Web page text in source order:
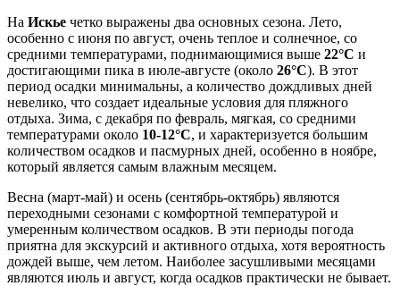
На Искье четко выражены два основных сезона. Лето,
особенно с июня по август, очень теплое и солнечное, со
средними температурами, поднимающимися выше 22°C и
достигающими пика в июле-августе (около 26°C). В этот
период осадки минимальны, а количество дождливых дней
невелико, что создает идеальные условия для пляжного
отдыха. Зима, с декабря по февраль, мягкая, со средними
температурами около 10-12°C, и характеризуется большим
количеством осадков и пасмурных дней, особенно в ноябре,
который является самым влажным месяцем.
Весна (март-май) и осень (сентябрь-октябрь) являются
переходными сезонами с комфортной температурой и
умеренным количеством осадков. В эти периоды погода
приятна для экскурсий и активного отдыха, хотя вероятность
дождей выше, чем летом. Наиболее засушливыми месяцами
являются июль и август, когда осадков практически не бывает.